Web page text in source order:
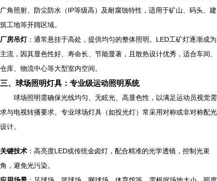
广角照射、防尘防水（IP等级高）及耐腐蚀特性，适用于矿山、码头、建
筑工地等开阔区域。
厂房吊灯：通常悬挂于高处，提供均匀的整体照明。LED工矿灯逐渐成为
主流，因其显色性好、寿命长、节能显著，且散热设计优秀，适合车间、
仓库、物流中心等大型室内空间。
三、球场照明灯具：专业级运动照明系统
球场照明需确保光线均匀、无眩光、高显色性，以满足运动员视觉需
求与电视转播要求。专业球场灯具（如投光灯）常采用对称或非对称配光
设计。
关键技术 ：高亮度LED或传统金卤灯，配合精准的光学透镜，控制光束
角，避免光污染。